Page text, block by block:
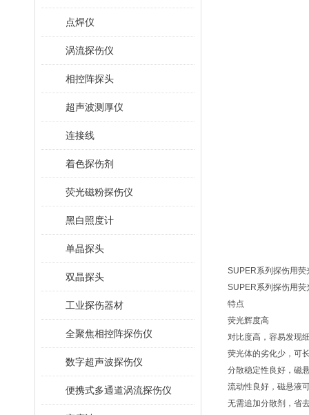
点焊仪
涡流探伤仪
相控阵探头
超声波测厚仪
连接线
着色探伤剂
荧光磁粉探伤仪
黑白照度计
单晶探头
双晶探头
工业探伤器材
全聚焦相控阵探伤仪
数字超声波探伤仪
便携式多通道涡流探伤仪
SUPER系列探伤用荧
SUPER系列探伤用荧
特点
荧光辉度高
对比度高，容易发现
荧光体的劣化少，可
分散稳定性良好，磁
流动性良好，磁悬液
无需追加分散剂，省